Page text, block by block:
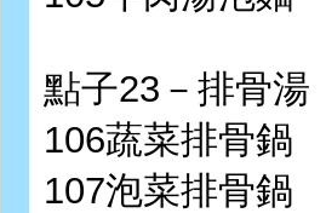
點子23－排骨湯
106蔬菜排骨鍋
107泡菜排骨鍋